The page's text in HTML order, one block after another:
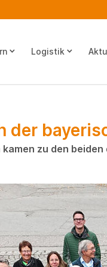
keyboard_arrow_down Logistik keyboard_arrow_down
der
kamen zu den